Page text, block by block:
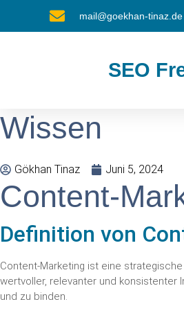
mail@goekhan-tinaz.de
SEO
Wissen
Gökhan Tinaz Juni 5, 2024
Content-
Definition von
Content-Marketing ist eine
wertvoller, relevanter und konsistenter
und zu binden.